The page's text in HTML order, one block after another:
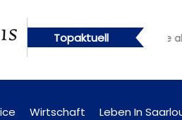
Topaktuell
künftig online
Wirtschaft Leben In